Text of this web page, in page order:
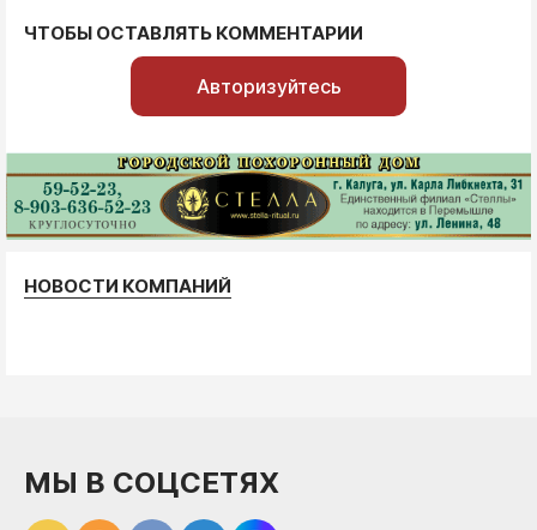
ЧТОБЫ ОСТАВЛЯТЬ КОММЕНТАРИИ
Авторизуйтесь
НОВОСТИ КОМПАНИЙ
МЫ В СОЦСЕТЯХ